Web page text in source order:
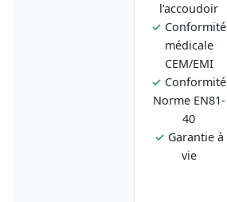
l’accoudoir
✓ Conformité
médicale
CEM/EMI
✓ Conformité
Norme EN81-
40
✓ Garantie à
vie